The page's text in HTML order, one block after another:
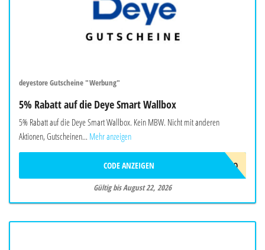
deyestore Gutscheine "Werbung"
5% Rabatt auf die Deye Smart Wallbox
5% Rabatt auf die Deye Smart Wallbox. Kein MBW. Nicht mit anderen
Aktionen, Gutscheinen... Mehr anzeigen
EVCJULYPROMO
CODE ANZEIGEN
Gültig bis August 22, 2026